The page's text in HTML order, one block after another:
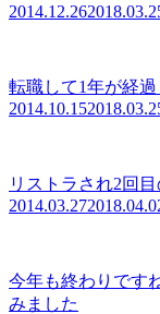
2014.12.26
転職して1年が経過
2014.10.15
リストラされ2回
2014.03.27
今年も終わりです
みました